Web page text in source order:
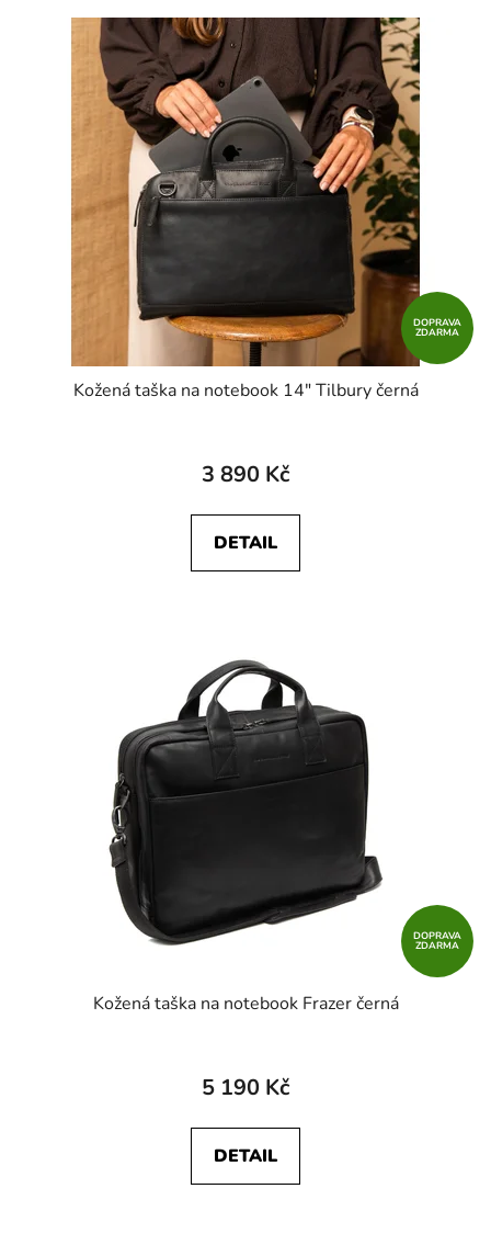
DOPRAVA
ZDARMA
Kožená taška na notebook 14" Tilbury černá
3 890 Kč
DETAIL
DOPRAVA
ZDARMA
Kožená taška na notebook Frazer černá
5 190 Kč
DETAIL